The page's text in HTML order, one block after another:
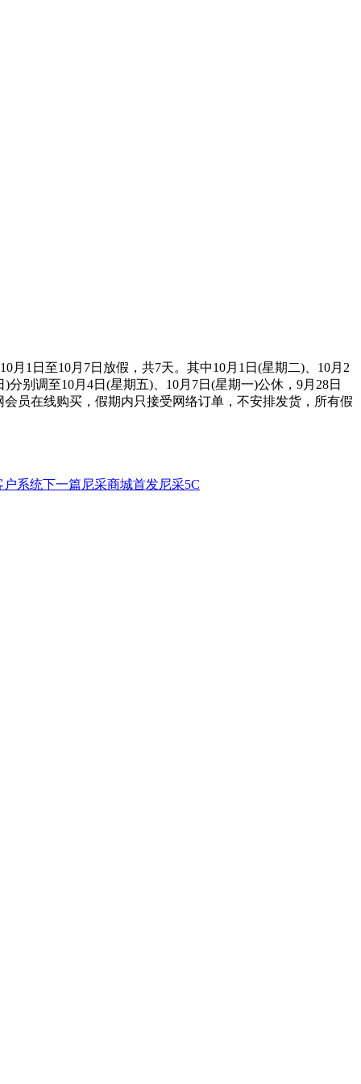
1日至10月7日放假，共7天。其中10月1日(星期二)、10月2
别调至10月4日(星期五)、10月7日(星期一)公休，9月28日
员在线购买，假期内只接受网络订单，不安排发货，所有假
户系统下一篇尼采商城首发尼采5C